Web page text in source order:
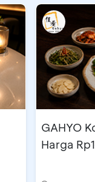
GAHYO
Harga